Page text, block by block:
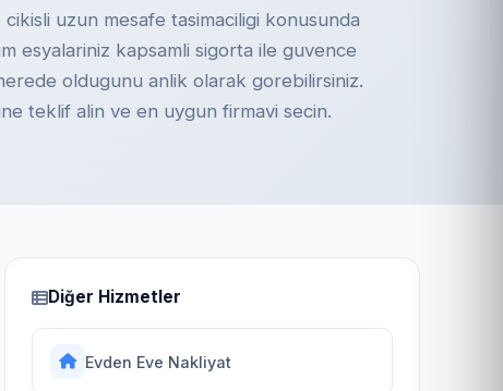
uzun mesafe tasimaciligi konusunda
esyalariniz kapsamli sigorta ile guvence
oldugunu anlik olarak gorebilirsiniz.
teklif alin ve en uygun firmavi secin.
Diğer Hizmetler
Evden Eve Nakliyat